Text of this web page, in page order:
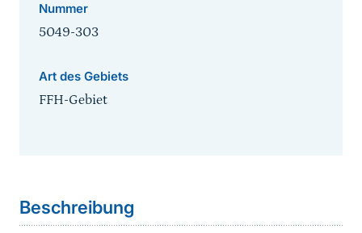
Nummer
5049-303
Art des Gebiets
FFH-Gebiet
Beschreibung